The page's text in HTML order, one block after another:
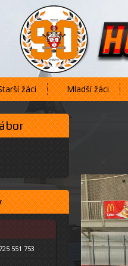
žáci Mladší žáci
551 753